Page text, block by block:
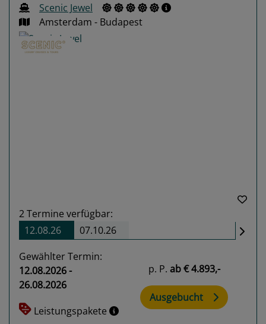
Scenic Jewel
Amsterdam - Budapest
2Termine verfügbar:
12.08.26
07.10.26
Gewählter Termin:
12.08.2026 -
26.08.2026
Leistungspakete
p. P. ab€ 4.893,-
Ausgebucht